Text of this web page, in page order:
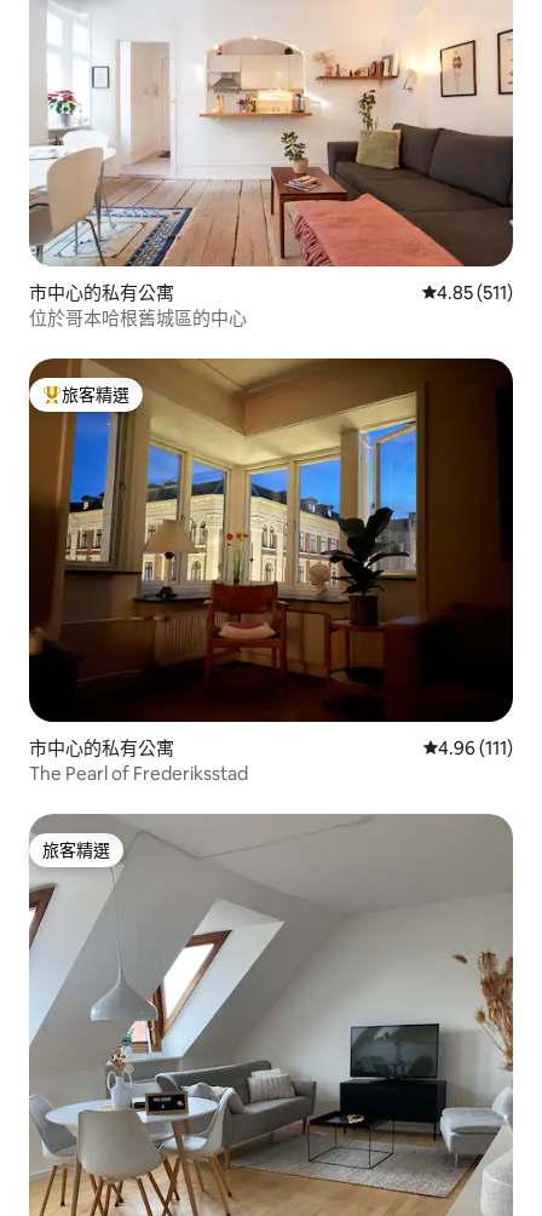
市中心的私有公寓 從 511 則評價
4.85 (511)
位於哥本哈根舊城區的中心
旅客精選榜首
旅客精選
市中心的私有公寓 從 111 則評價
4.96 (111)
The Pearl of Frederiksstad
旅客精選
旅客精選